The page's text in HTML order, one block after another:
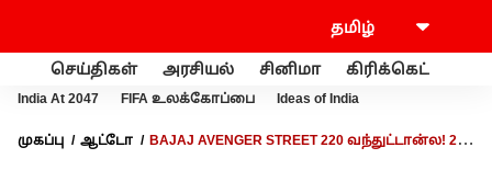
செய்திகள் அரசியல் சினிமா கிரிக்கெட்
India At 2047 FIFA உலக்கோப்பை Ideas of India
முகப்பு ஆட்டோ
BAJAJ AVENGER STREET 220 வந்துட்டான்ல! 220